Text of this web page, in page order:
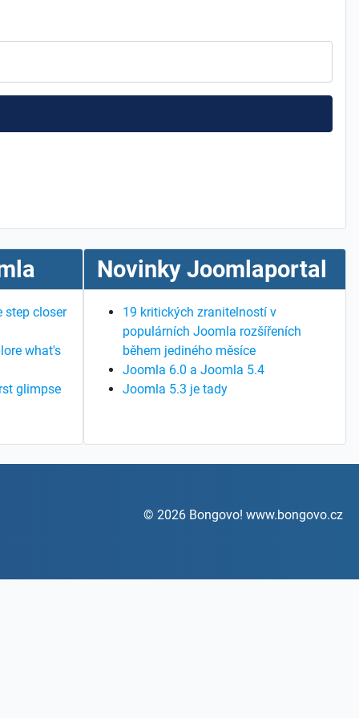
step closer
what's
glimpse
Novinky Joomlaportal
19 kritických zranitelností v
populárních Joomla rozšířeních
během jediného měsíce
Joomla 6.0 a Joomla 5.4
Joomla 5.3 je tady
© 2026 Bongovo! www.bongovo.cz